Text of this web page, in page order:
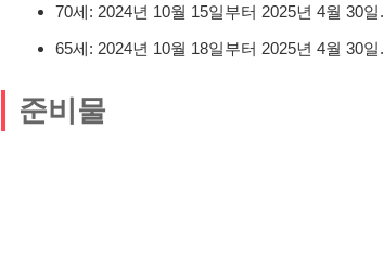
70세: 2024년 10월 15일부터 2025년 4월 30일.
65세: 2024년 10월 18일부터 2025년 4월 30일.
준비물